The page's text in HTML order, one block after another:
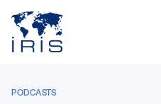
Aller au contenu principal
PODCASTS